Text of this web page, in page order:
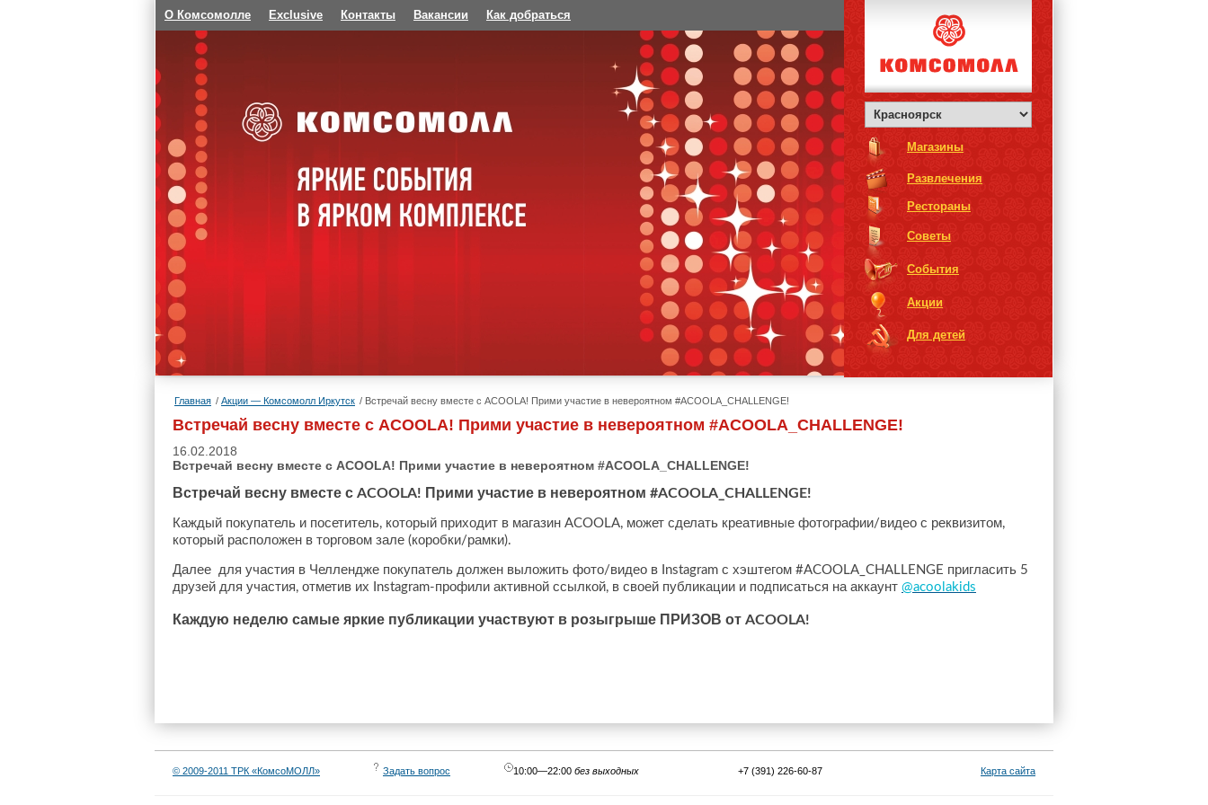
О Комсомолле Exclusive Контакты Вакансии Как добраться
Магазины
Развлечения
Рестораны
Советы
События
Акции
Для детей
Главная Акции — Комсомолл Иркутск Встречай весну вместе с ACOOLA! Прими участие в невероятном #ACOOLA_CHALLENGE!
Встречай весну вместе с ACOOLA! Прими участие в невероятном #ACOOLA_CHALLENGE!
16.02.2018
Встречай весну вместе с ACOOLA! Прими участие в невероятном #ACOOLA_CHALLENGE!
Встречай весну вместе с ACOOLA! Прими участие в невероятном #ACOOLA_CHALLENGE!
Каждый покупатель и посетитель, который приходит в магазин ACOOLA, может сделать креативные фотографии/видео с реквизитом,
который расположен в торговом зале (коробки/рамки).
Далее для участия в Челлендже покупатель должен выложить фото/видео в Instagram с хэштегом #ACOOLA_CHALLENGE пригласить 5
друзей для участия, отметив их Instagram-профили активной ссылкой, в своей публикации и подписаться на аккаунт @acoolakids
Каждую неделю самые яркие публикации участвуют в розыгрыше ПРИЗОВ от ACOOLA!
© 2009-2011 ТРК «КомсоМОЛЛ» Задать вопрос 10:00—22:00 без выходных +7 (391) 226-60-87 Карта сайта